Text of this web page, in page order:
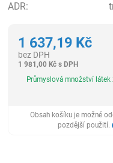
ADR:
1 637,19 Kč
bez DPH
1 981,00Kč s DPH
Průmyslová množství látek
Obsah košíku je možné
pozdější použití.